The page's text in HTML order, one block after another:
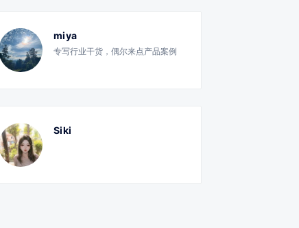
miya
专写行业干货，偶尔来点产品案例
Siki